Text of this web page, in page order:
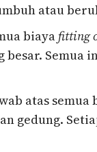
atau
biayafitting
Semua
atas
gedung.